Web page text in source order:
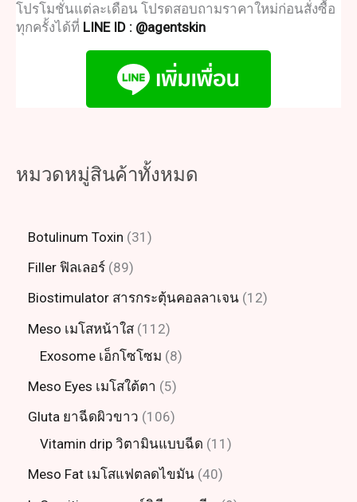
โปรโมชั่นแต่ละเดือน โปรดสอบถามราคาใหม่ก่อนสั่งซื้อ
ทุกครั้งได้ที่ LINE ID : @agentskin
หมวดหมู่สินค้าทั้งหมด
Botulinum Toxin 31
Filler ฟิลเลอร์ 89
Biostimulator สารกระตุ้นคอลลาเจน 12
Meso เมโสหน้าใส 112
Exosome เอ็กโซโซม 8
Meso Eyes เมโสใต้ตา
5
Gluta ยาฉีดผิวขาว 106
Vitamin drip วิตามินแบบฉีด 11
Meso Fat เมโสแฟตลดไขมัน 40